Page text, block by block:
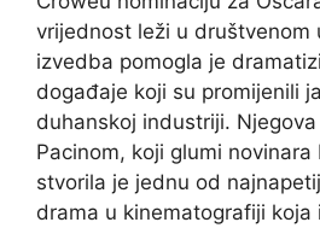
vrijednost leži u društvenom
izvedba pomogla je
događaje koji su promijenili
duhanskoj industriji.
Pacinom, koji glumi
stvorila je jednu od
drama u kinematografiji koja